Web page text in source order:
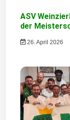
t
i
o
n
ASV
der
26. April 2026